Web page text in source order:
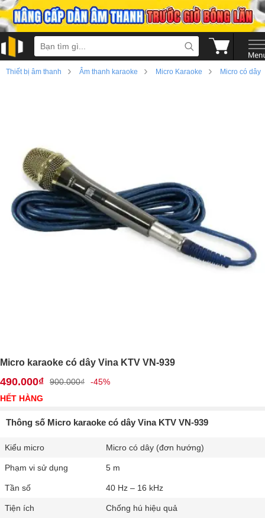
Thiết bị âm thanh › Âm thanh karaoke › Micro Karaoke › Micro có dây
Micro karaoke có dây Vina KTV VN-939
490.000₫ 900.000₫
-45%
HẾT HÀNG
Thông số Micro karaoke có dây Vina KTV VN-939
Kiểu micro Micro có dây (đơn hướng)
Phạm vi sử dụng 5 m
Tần số 40 Hz – 16 kHz
Tiện ích Chống hú hiệu quả